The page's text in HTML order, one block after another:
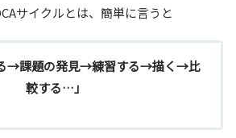
サイクルとは、簡単に言うと
→課題の発見→練習する→描く→比
較する…」